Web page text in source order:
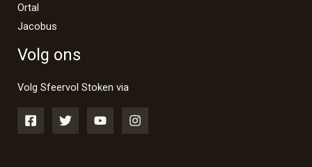
Ortal
Jacobus
Volg ons
Volg Sfeervol Stoken via